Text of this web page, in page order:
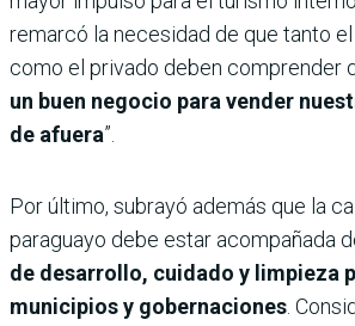
remarcó la necesidad de que tanto
como el privado deben comprender
un buen negocio para vender
de afuera”.
Por último, subrayó además que la
paraguayo debe estar acompañada
de desarrollo, cuidado y limpieza
municipios y gobernaciones .